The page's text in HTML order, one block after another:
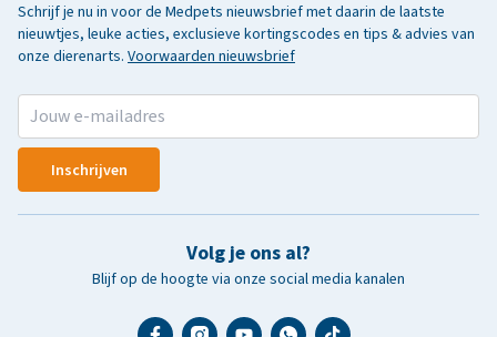
Schrijf je nu in voor de Medpets nieuwsbrief met daarin de laatste
nieuwtjes, leuke acties, exclusieve kortingscodes en tips & advies van
onze dierenarts. Voorwaarden nieuwsbrief
Inschrijven
Volg je ons al?
Blijf op de hoogte via onze social media kanalen